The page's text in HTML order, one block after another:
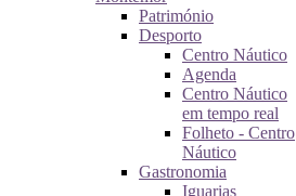
Património
Desporto
Centro Náutico
Agenda
Centro Náutico
em tempo real
Folheto - Centro
Náutico
Gastronomia
Iguarias